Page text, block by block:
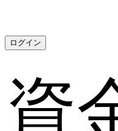
ログイン
資